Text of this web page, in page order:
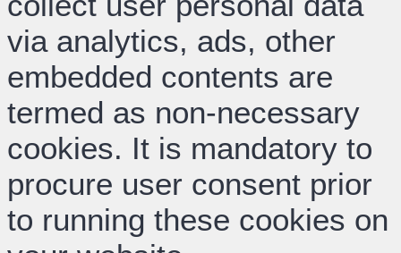
via analytics, ads, other
embedded contents are
termed as non-necessary
cookies. It is mandatory to
procure user consent prior
to running these cookies on